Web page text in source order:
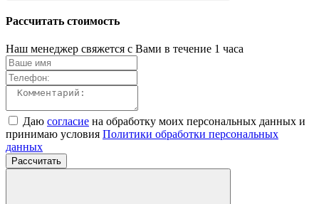
Рассчитать стоимость
Наш менеджер свяжется с Вами в течение 1 часа
Даю согласие на обработку моих персональных данных и
принимаю условия Политики обработки персональных
данных
Рассчитать